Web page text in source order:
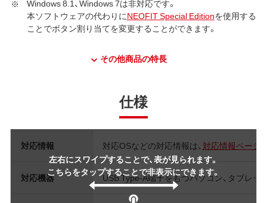
Windows 8.1、Windows 7は非対応です。
本ソフトウェアの代わりにNEOFIT Special Editionを使用する
ことでボタン割り当てを変更することができます。
その他商品の特長
仕様
左右にスワイプすることで、表が見られます。
こちらをタップすることで非表示にできます。
対応情報 対応OSなどの対応情報は、 対応情報ページ
対応機器 USB Type-A端子をもつパソコン、タブレッ